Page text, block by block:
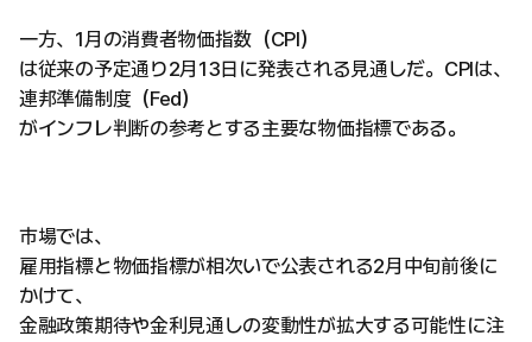
一方、1月の消費者物価指数（CPI）
は従来の予定通り2月13日に発表される見通しだ。CPIは、
連邦準備制度（Fed）
がインフレ判断の参考とする主要な物価指標である。
市場では、
雇用指標と物価指標が相次いで公表される2月中旬前後に
かけて、
金融政策期待や金利見通しの変動性が拡大する可能性に注